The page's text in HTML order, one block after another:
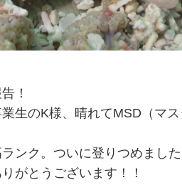
！
業生のK様、晴れてMSD（マ
ンク。ついに登りつめまし
がとうございます！！